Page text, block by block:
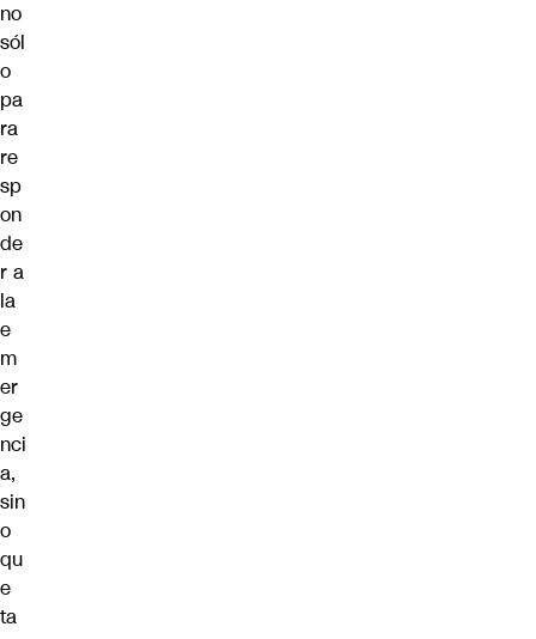
no
sól
o
pa
ra
re
sp
on
de
r a
la
e
m
er
ge
nci
a,
sin
o
qu
e
ta